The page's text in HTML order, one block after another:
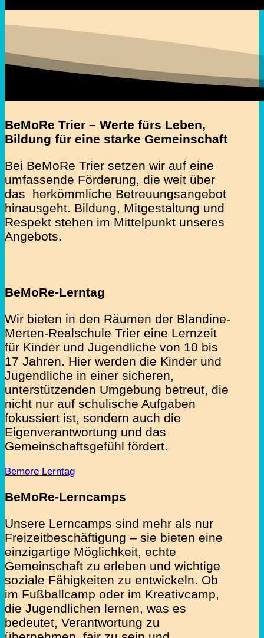
BeMoRe Trier – Werte fürs Leben,
Bildung für eine starke Gemeinschaft
Bei BeMoRe Trier setzen wir auf eine
umfassende Förderung, die weit über
das herkömmliche Betreuungsangebot
hinausgeht. Bildung, Mitgestaltung und
Respekt stehen im Mittelpunkt unseres
Angebots.
BeMoRe-Lerntag
Wir bieten in den Räumen der Blandine-
Merten-Realschule Trier eine Lernzeit
für Kinder und Jugendliche von 10 bis
17 Jahren. Hier werden die Kinder und
Jugendliche in einer sicheren,
unterstützenden Umgebung betreut, die
nicht nur auf schulische Aufgaben
fokussiert ist, sondern auch die
Eigenverantwortung und das
Gemeinschaftsgefühl fördert.
Bemore Lerntag
BeMoRe-Lerncamps
Unsere Lerncamps sind mehr als nur
Freizeitbeschäftigung – sie bieten eine
einzigartige Möglichkeit, echte
Gemeinschaft zu erleben und wichtige
soziale Fähigkeiten zu entwickeln. Ob
im Fußballcamp oder im Kreativcamp,
die Jugendlichen lernen, was es
bedeutet, Verantwortung zu